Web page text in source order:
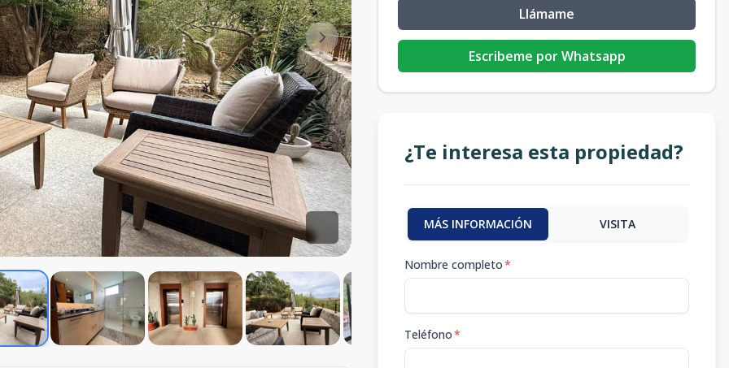
Llámame
Escribeme por Whatsapp
¿Te interesa esta propiedad?
MÁS INFORMACIÓN VISITA
Nombre completo*
Teléfono*